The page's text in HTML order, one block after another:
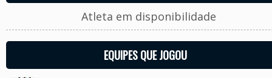
Atleta em disponibilidade
EQUIPES QUE JOGOU